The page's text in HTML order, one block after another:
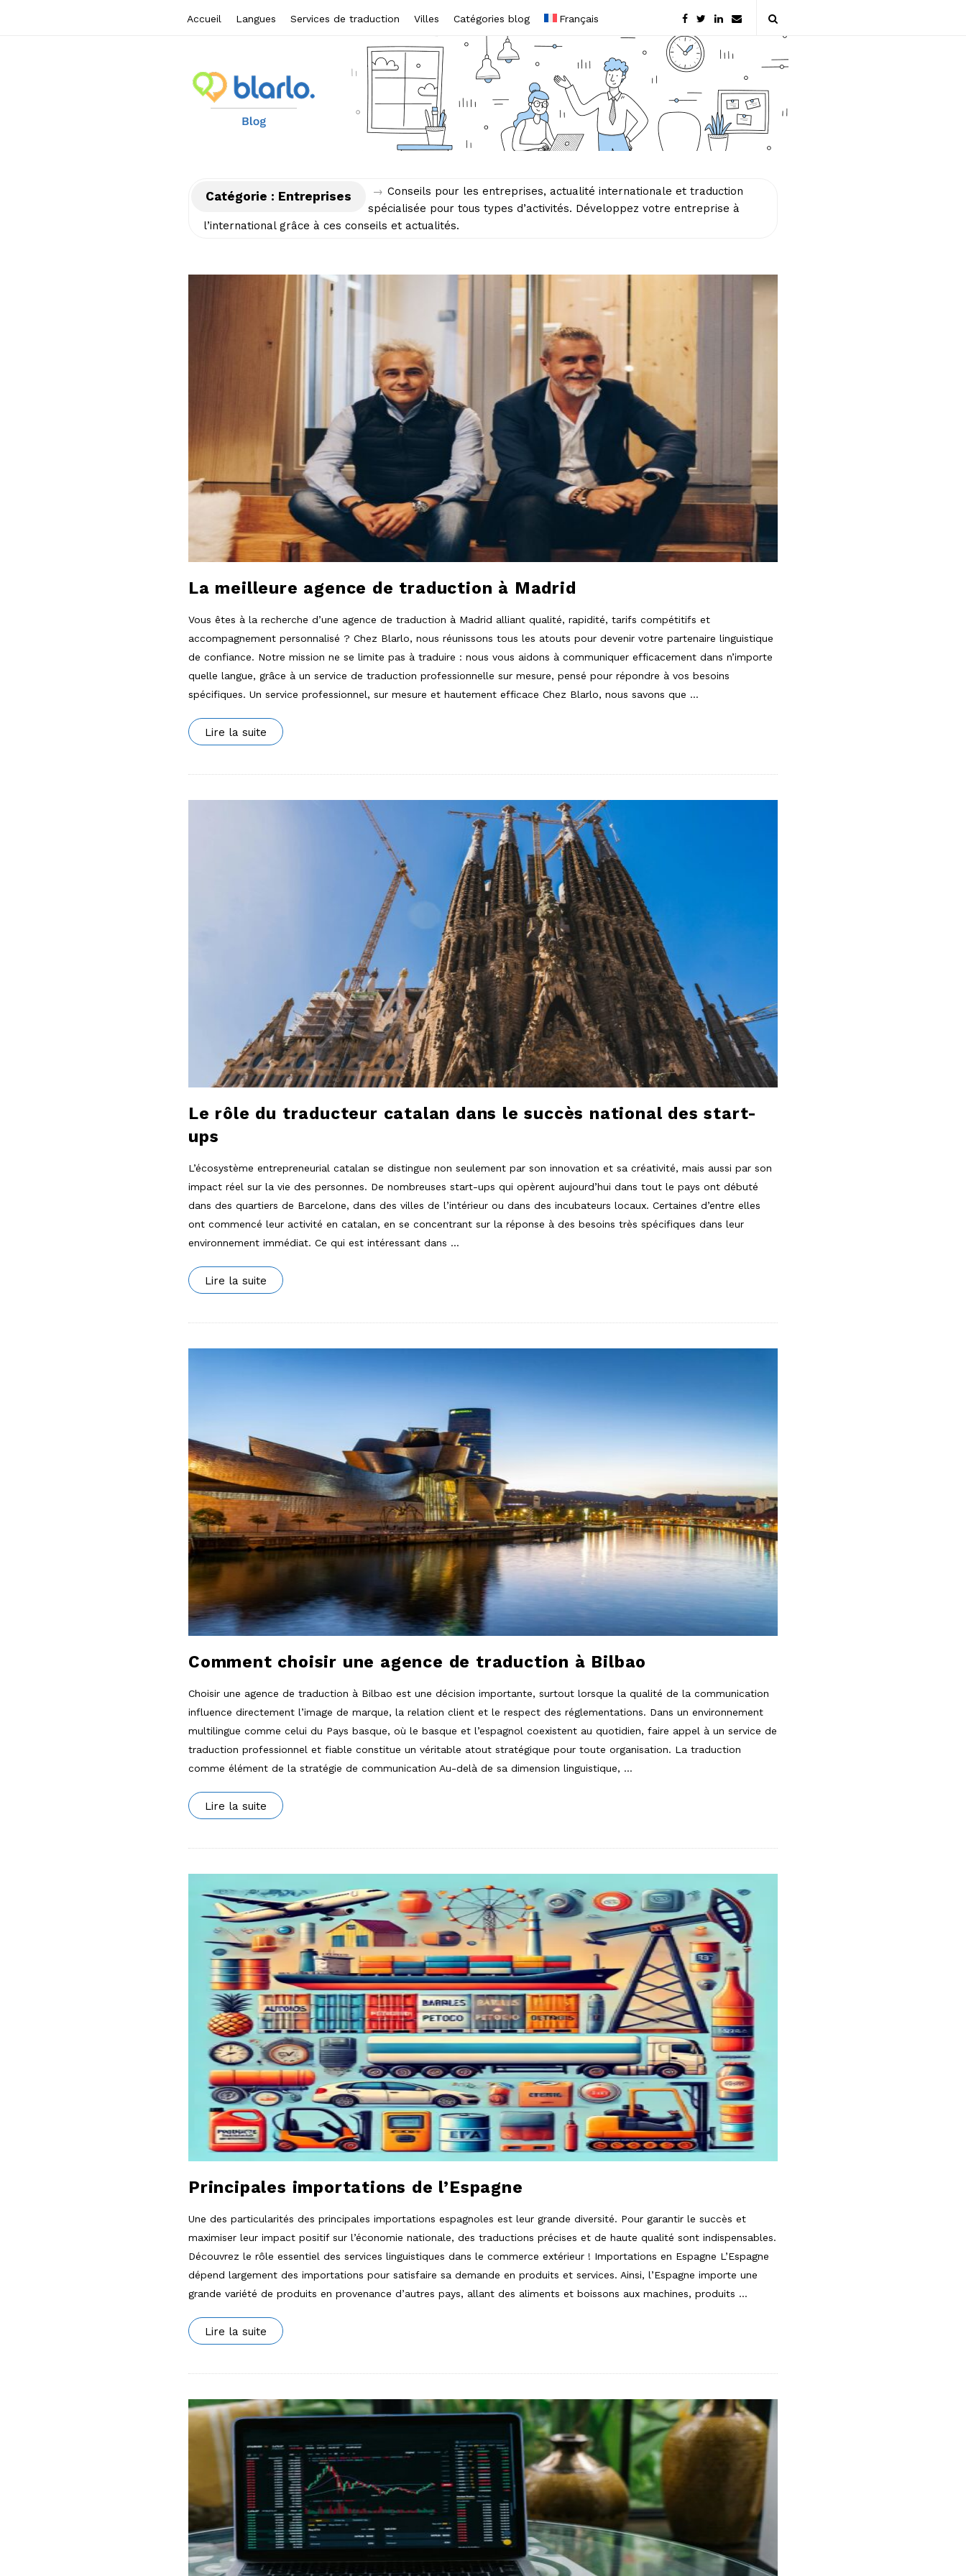
Accueil Langues Services de traduction Villes Catégories blog Français
B
Catégorie : Entreprises → Conseils pour les entreprises, actualité internationale et traduction
spécialisée pour tous types d’activités. Développez votre entreprise à
l’international grâce à ces conseils et actualités.
La meilleure agence de traduction à Madrid
Vous êtes à la recherche d’une agence de traduction à Madrid alliant qualité, rapidité, tarifs compétitifs et
accompagnement personnalisé ? Chez Blarlo, nous réunissons tous les atouts pour devenir votre partenaire linguistique
de confiance. Notre mission ne se limite pas à traduire : nous vous aidons à communiquer efficacement dans n’importe
quelle langue, grâce à un service de traduction professionnelle sur mesure, pensé pour répondre à vos besoins
spécifiques. Un service professionnel, sur mesure et hautement efficace Chez Blarlo, nous savons que …
Lire la suite
Le rôle du traducteur catalan dans le succès national des start-
ups
L’écosystème entrepreneurial catalan se distingue non seulement par son innovation et sa créativité, mais aussi par son
impact réel sur la vie des personnes. De nombreuses start-ups qui opèrent aujourd’hui dans tout le pays ont débuté
dans des quartiers de Barcelone, dans des villes de l’intérieur ou dans des incubateurs locaux. Certaines d’entre elles
ont commencé leur activité en catalan, en se concentrant sur la réponse à des besoins très spécifiques dans leur
environnement immédiat. Ce qui est intéressant dans …
Lire la suite
Comment choisir une agence de traduction à Bilbao
Choisir une agence de traduction à Bilbao est une décision importante, surtout lorsque la qualité de la communication
influence directement l’image de marque, la relation client et le respect des réglementations. Dans un environnement
multilingue comme celui du Pays basque, où le basque et l’espagnol coexistent au quotidien, faire appel à un service de
traduction professionnel et fiable constitue un véritable atout stratégique pour toute organisation. La traduction
comme élément de la stratégie de communication Au-delà de sa dimension linguistique, …
Lire la suite
Principales importations de l’Espagne
Une des particularités des principales importations espagnoles est leur grande diversité. Pour garantir le succès et
maximiser leur impact positif sur l’économie nationale, des traductions précises et de haute qualité sont indispensables.
Découvrez le rôle essentiel des services linguistiques dans le commerce extérieur ! Importations en Espagne L’Espagne
dépend largement des importations pour satisfaire sa demande en produits et services. Ainsi, l’Espagne importe une
grande variété de produits en provenance d’autres pays, allant des aliments et boissons aux machines, produits …
Lire la suite